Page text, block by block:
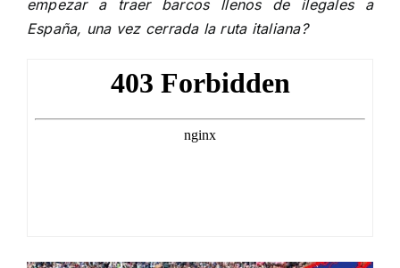
empezar a traer barcos llenos de ilegales a
España, una vez cerrada la ruta italiana?